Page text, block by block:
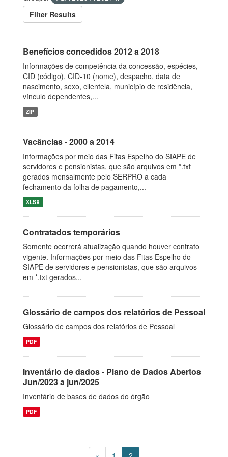
Filter Results
Benefícios concedidos 2012 a 2018
Informações de competência da concessão, espécies,
CID (código), CID-10 (nome), despacho, data de
nascimento, sexo, clientela, município de residência,
vínculo dependentes,...
ZIP
Vacâncias - 2000 a 2014
Informações por meio das Fitas Espelho do SIAPE de
servidores e pensionistas, que são arquivos em *.txt
gerados mensalmente pelo SERPRO a cada
fechamento da folha de pagamento,...
XLSX
Contratados temporários
Somente ocorrerá atualização quando houver contrato
vigente. Informações por meio das Fitas Espelho do
SIAPE de servidores e pensionistas, que são arquivos
em *.txt gerados...
Glossário de campos dos relatórios de Pessoal
Glossário de campos dos relatórios de Pessoal
PDF
Inventário de dados - Plano de Dados Abertos
Jun/2023 a jun/2025
Inventário de bases de dados do órgão
PDF